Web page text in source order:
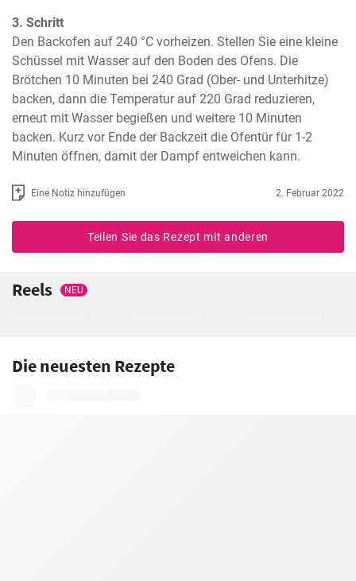
3. Schritt
Den Backofen auf 240 °C vorheizen. Stellen Sie eine kleine
Schüssel mit Wasser auf den Boden des Ofens. Die
Brötchen 10 Minuten bei 240 Grad (Ober- und Unterhitze)
backen, dann die Temperatur auf 220 Grad reduzieren,
erneut mit Wasser begießen und weitere 10 Minuten
backen. Kurz vor Ende der Backzeit die Ofentür für 1-2
Minuten öffnen, damit der Dampf entweichen kann.
Eine Notiz hinzufügen 2. Februar 2022
Teilen Sie das Rezept mit anderen
Reels NEU
Die neuesten Rezepte